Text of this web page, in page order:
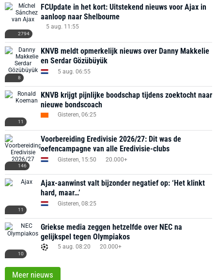
2794
FCUpdate in het kort: Uitstekend nieuws voor Ajax in
aanloop naar Shelbourne
5 aug. 11:55
8
KNVB meldt opmerkelijk nieuws over Danny Makkelie
en Serdar Gözübüyük
5 aug. 06:55
11
KNVB krijgt pijnlijke boodschap tijdens zoektocht naar
nieuwe bondscoach
Gisteren, 06:25
146
Voorbereiding Eredivisie 2026/27: Dit was de
oefencampagne van alle Eredivisie-clubs
Gisteren, 15:50 20.000+
11
Ajax-aanwinst valt bijzonder negatief op: ‘Het klinkt
hard, maar…’
Gisteren, 08:25
10
Griekse media zeggen hetzelfde over NEC na
gelijkspel tegen Olympiakos
5 aug. 08:20 20.000+
Meer nieuws